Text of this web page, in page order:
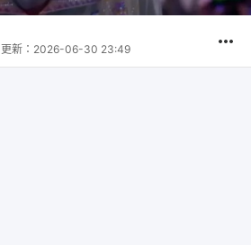
更新： 2026-06-30 23:49